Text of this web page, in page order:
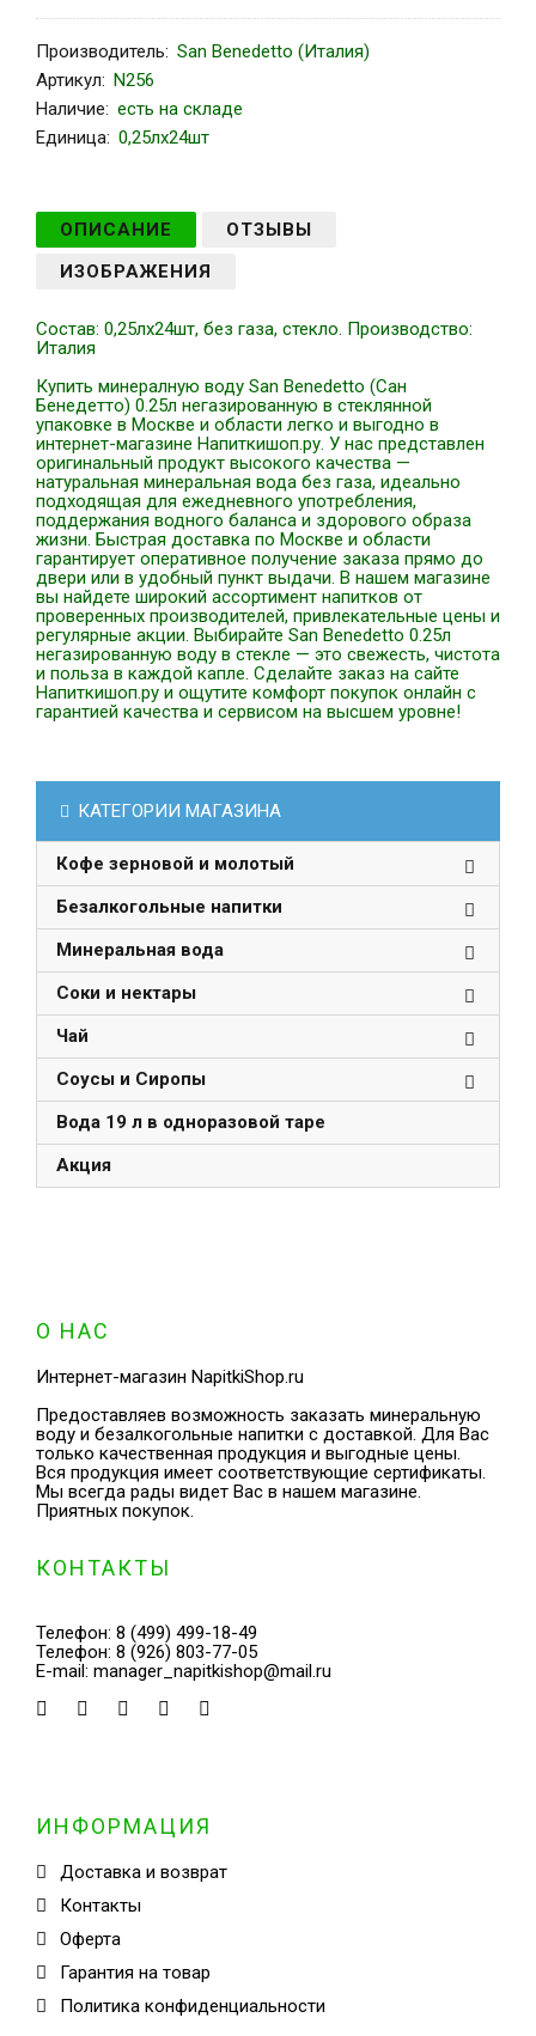
Производитель: San Benedetto (Италия)
Артикул: N256
Наличие: есть на складе
Единица: 0,25лх24шт
ОПИСАНИЕ
ОТЗЫВЫ
ИЗОБРАЖЕНИЯ
Состав: 0,25лх24шт, без газа, стекло. Производство:
Италия
Купить минералную воду San Benedetto (Сан
Бенедетто) 0.25л негазированную в стеклянной
упаковке в Москве и области легко и выгодно в
интернет-магазине Напиткишоп.ру. У нас представлен
оригинальный продукт высокого качества —
натуральная минеральная вода без газа, идеально
подходящая для ежедневного употребления,
поддержания водного баланса и здорового образа
жизни. Быстрая доставка по Москве и области
гарантирует оперативное получение заказа прямо до
двери или в удобный пункт выдачи. В нашем магазине
вы найдете широкий ассортимент напитков от
проверенных производителей, привлекательные цены и
регулярные акции. Выбирайте San Benedetto 0.25л
негазированную воду в стекле — это свежесть, чистота
и польза в каждой капле. Сделайте заказ на сайте
Напиткишоп.ру и ощутите комфорт покупок онлайн с
гарантией качества и сервисом на высшем уровне!
КАТЕГОРИИ МАГАЗИНА
Кофе зерновой и молотый
Безалкогольные напитки
Минеральная вода
Соки и нектары
Чай
Соусы и Сиропы
Вода 19 л в одноразовой таре
Акция
О НАС
Интернет-магазин NapitkiShop.ru
Предоставляев возможность заказать минеральную
воду и безалкогольные напитки с доставкой. Для Вас
только качественная продукция и выгодные цены.
Вся продукция имеет соответствующие сертификаты.
Мы всегда рады видет Вас в нашем магазине.
Приятных покупок.
КОНТАКТЫ
Телефон: 8 (499) 499-18-49
Телефон: 8 (926) 803-77-05
E-mail: manager_napitkishop@mail.ru
ИНФОРМАЦИЯ
Доставка и возврат
Контакты
Оферта
Гарантия на товар
Политика конфиденциальности